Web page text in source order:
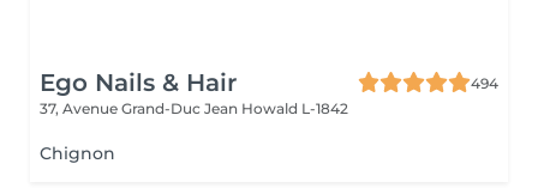
Ego Nails & Hair
494
37, Avenue Grand-Duc Jean Howald L-1842
Chignon